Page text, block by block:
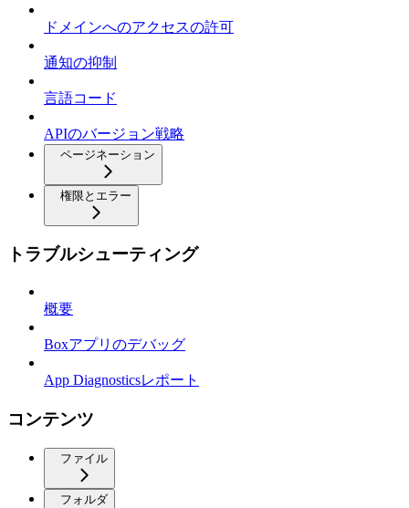
ドメインへのアクセスの許可
通知の抑制
言語コード
APIのバージョン戦略
ページネーション
権限とエラー
トラブルシューティング
概要
Boxアプリのデバッグ
App Diagnosticsレポート
コンテンツ
ファイル
フォルダ